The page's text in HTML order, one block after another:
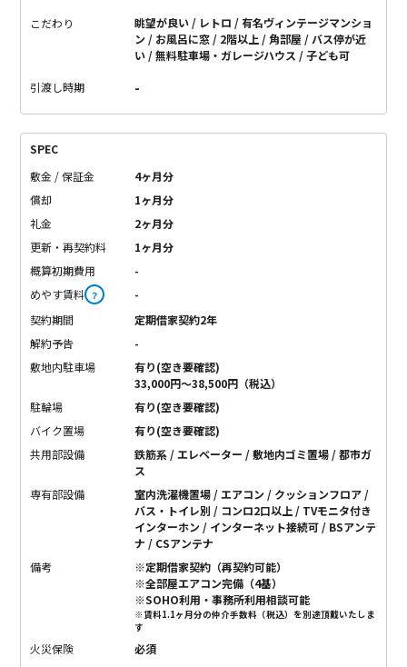
こだわり 眺望が良い レトロ
有名ヴィンテージマンショ
ン
お風呂に窓 2階以上 角部屋
バス停が近
い
無料駐車場・ガレージハウス 子ども可
引渡し時期 -
SPEC
敷金 / 保証金
4ヶ月分
償却
1ヶ月分
礼金
2ヶ月分
更新・再契約料
1ヶ月分
概算初期費用
-
めやす賃料 ？
-
契約期間
定期借家契約2年
解約予告
-
敷地内駐車場
有り(空き要確認)
33,000円～38,500円（税込）
駐輪場
有り(空き要確認)
バイク置場
有り(空き要確認)
共用部設備
鉄筋系 / エレベーター / 敷地内ゴミ置場 / 都市ガ
ス
専有部設備
室内洗濯機置場 / エアコン / クッションフロア /
バス・トイレ別 / コンロ2口以上 / TVモニタ付き
インターホン / インターネット接続可 / BSアンテ
ナ / CSアンテナ
備考
※定期借家契約（再契約可能）
※全部屋エアコン完備（4基）
※SOHO利用・事務所利用相談可能
※賃料1.1ヶ月分の仲介手数料（税込）を別途頂戴いたしま
す
火災保険
必須